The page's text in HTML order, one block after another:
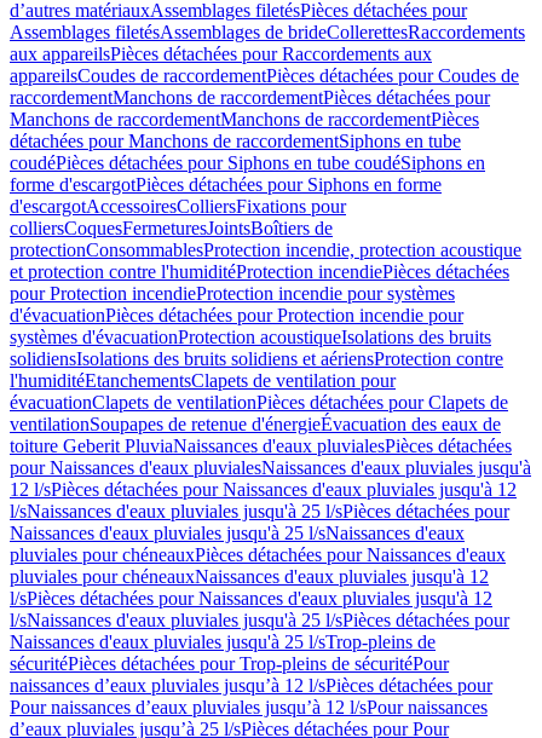
d’autres matériauxAssemblages filetésPièces détachées pour
Assemblages filetésAssemblages de brideCollerettesRaccordements
aux appareilsPièces détachées pour Raccordements aux
appareilsCoudes de raccordementPièces détachées pour Coudes de
raccordementManchons de raccordementPièces détachées pour
Manchons de raccordementManchons de raccordementPièces
détachées pour Manchons de raccordementSiphons en tube
coudéPièces détachées pour Siphons en tube coudéSiphons en
forme d'escargotPièces détachées pour Siphons en forme
d'escargotAccessoiresColliersFixations pour
colliersCoquesFermeturesJointsBoîtiers de
protectionConsommablesProtection incendie, protection acoustique
et protection contre l'humiditéProtection incendiePièces détachées
pour Protection incendieProtection incendie pour systèmes
d'évacuationPièces détachées pour Protection incendie pour
systèmes d'évacuationProtection acoustiqueIsolations des bruits
solidiensIsolations des bruits solidiens et aériensProtection contre
l'humiditéEtanchementsClapets de ventilation pour
évacuationClapets de ventilationPièces détachées pour Clapets de
ventilationSoupapes de retenue d'énergieÉvacuation des eaux de
toiture Geberit PluviaNaissances d'eaux pluvialesPièces détachées
pour Naissances d'eaux pluvialesNaissances d'eaux pluviales jusqu'à
12 l/sPièces détachées pour Naissances d'eaux pluviales jusqu'à 12
l/sNaissances d'eaux pluviales jusqu'à 25 l/sPièces détachées pour
Naissances d'eaux pluviales jusqu'à 25 l/sNaissances d'eaux
pluviales pour chéneauxPièces détachées pour Naissances d'eaux
pluviales pour chéneauxNaissances d'eaux pluviales jusqu'à 12
l/sPièces détachées pour Naissances d'eaux pluviales jusqu'à 12
l/sNaissances d'eaux pluviales jusqu'à 25 l/sPièces détachées pour
Naissances d'eaux pluviales jusqu'à 25 l/sTrop-pleins de
sécuritéPièces détachées pour Trop-pleins de sécuritéPour
naissances d’eaux pluviales jusqu’à 12 l/sPièces détachées pour
Pour naissances d’eaux pluviales jusqu’à 12 l/sPour naissances
d’eaux pluviales jusqu’à 25 l/sPièces détachées pour Pour